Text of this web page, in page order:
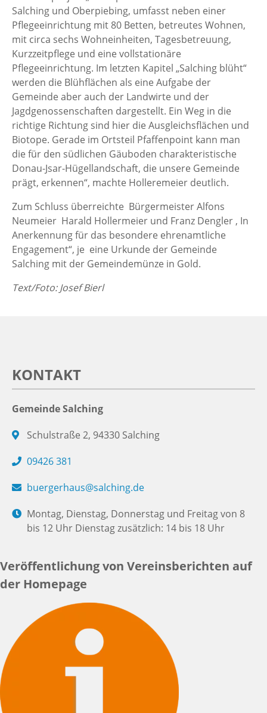
Salching und Oberpiebing, umfasst neben einer
Pflegeeinrichtung mit 80 Betten, betreutes Wohnen,
mit circa sechs Wohneinheiten, Tagesbetreuung,
Kurzzeitpflege und eine vollstationäre
Pflegeeinrichtung. Im letzten Kapitel „Salching blüht“
werden die Blühflächen als eine Aufgabe der
Gemeinde aber auch der Landwirte und der
Jagdgenossenschaften dargestellt. Ein Weg in die
richtige Richtung sind hier die Ausgleichsflächen und
Biotope. Gerade im Ortsteil Pfaffenpoint kann man
die für den südlichen Gäuboden charakteristische
Donau-Jsar-Hügellandschaft, die unsere Gemeinde
prägt, erkennen“, machte Holleremeier deutlich.
Zum Schluss überreichte Bürgermeister Alfons
Neumeier Harald Hollermeier und Franz Dengler , In
Anerkennung für das besondere ehrenamtliche
Engagement“, je eine Urkunde der Gemeinde
Salching mit der Gemeindemünze in Gold.
Text/Foto: Josef Bierl
KONTAKT
Gemeinde Salching
Schulstraße 2, 94330 Salching
09426 381
buergerhaus@salching.de
Montag, Dienstag, Donnerstag und Freitag von 8
bis 12 Uhr Dienstag zusätzlich: 14 bis 18 Uhr
Veröffentlichung von Vereinsberichten auf
der Homepage